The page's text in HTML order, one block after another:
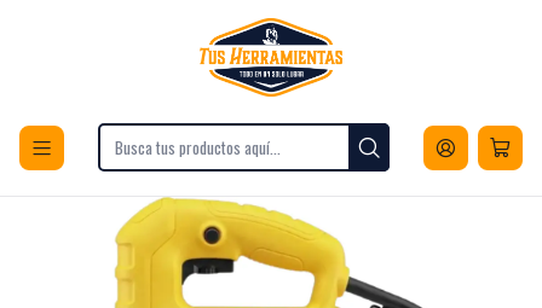
Envios a todo Chile
Herramientas Eléctricas Corte
Sierra Caladora Eléctrica 450w Stanley SJ45-B2C